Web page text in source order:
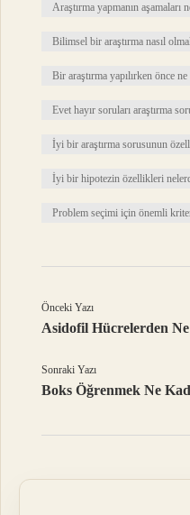
Araştırma yapmanın aşamaları
Bilimsel bir araştırma nasıl
Bir araştırma yapılırken önce
Evet hayır soruları araştırma
İyi bir araştırma sorusunun
İyi bir hipotezin özellikleri
Problem seçimi için önemli
Önceki Yazı
Asidofil Hücrelerden Ne
Sonraki Yazı
Boks Öğrenmek Ne